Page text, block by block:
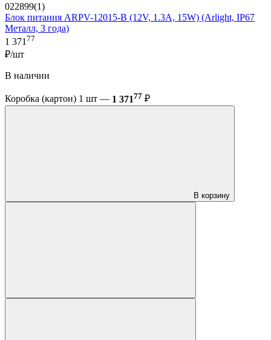
022899(1)
Блок питания ARPV-12015-B (12V, 1.3A, 15W) (Arlight, IP67
Металл, 3 года)
1 37177
₽/шт
В наличии
Коробка (картон) 1 шт — 1 37177 ₽
В корзину